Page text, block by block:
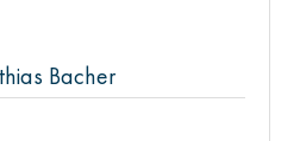
Bacher